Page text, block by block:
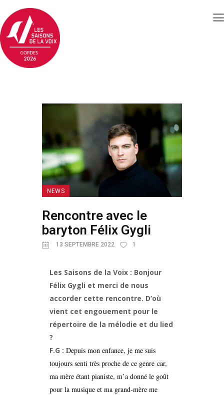
Qui sommes nous ?
Soutenez les Saisons de
la voix
Archives
Contacts
NEWS
Rencontre avec le
baryton Félix Gygli
13 SEPTEMBRE 2022 1
Les Saisons de la Voix : Bonjour
Félix Gygli et merci de nous
accorder cette rencontre. D’où
vient cet engouement pour le
répertoire de la mélodie et du lied
?
F.G : Depuis mon enfance, je me suis
toujours senti très proche de ce genre car,
ma mère étant pianiste, m’a donné le goût
pour la musique et ma grand-mère me